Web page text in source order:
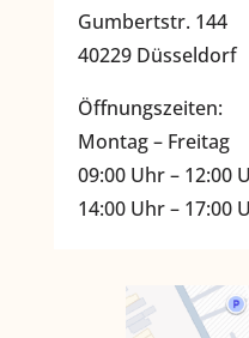
Gumbertstr. 144
40229 Düsseldorf
Öffnungszeiten:
Montag – Freitag
09:00 Uhr – 12:00
14:00 Uhr – 17:00